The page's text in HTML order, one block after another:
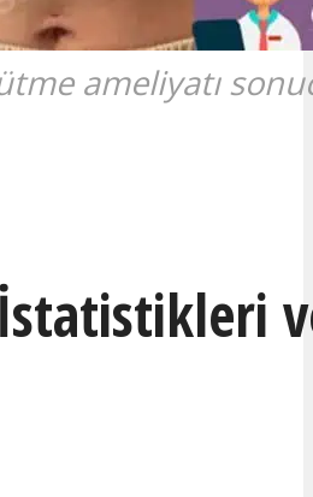
ameliyatı